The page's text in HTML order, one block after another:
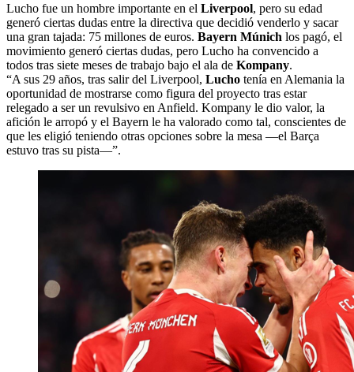
Lucho fue un hombre importante en el Liverpool, pero su edad
generó ciertas dudas entre la directiva que decidió venderlo y sacar
una gran tajada: 75 millones de euros. Bayern Múnich los pagó, el
movimiento generó ciertas dudas, pero Lucho ha convencido a
todos tras siete meses de trabajo bajo el ala de Kompany.
“A sus 29 años, tras salir del Liverpool, Lucho tenía en Alemania la
oportunidad de mostrarse como figura del proyecto tras estar
relegado a ser un revulsivo en Anfield. Kompany le dio valor, la
afición le arropó y el Bayern le ha valorado como tal, conscientes de
que les eligió teniendo otras opciones sobre la mesa —el Barça
estuvo tras su pista—”.